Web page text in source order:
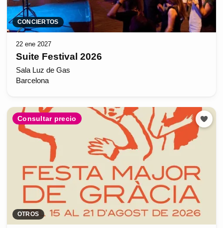
CONCIERTOS
22 ene 2027
Suite Festival 2026
Sala Luz de Gas
Barcelona
Consultar precio
OTROS